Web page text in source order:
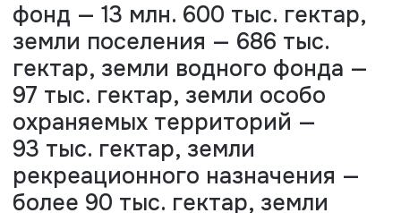
транспорта — 368 тыс. гектар.
Это довольно большой объем, поэтому
земельный фонд Свердловской области
является одним из основных в структуре
земельного фонда Российской Федерации.
Кроме того, есть еще конкретные объекты,
называемые особые земельные участки,
которые находятся в хозяйственном
ведении или пользовании у конкретных
юридических или физических лиц.
Под личные подсобные хозяйства в
Свердловской области отсоединено